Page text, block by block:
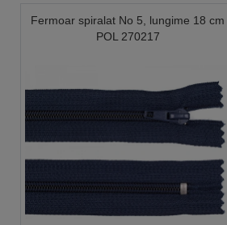
Fermoar spiralat No 5, lungime 18 cm
POL 270217